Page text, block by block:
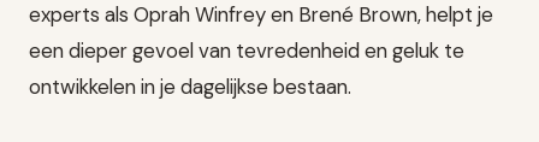
experts als Oprah Winfrey en Brené Brown, helpt je
een dieper gevoel van tevredenheid en geluk te
ontwikkelen in je dagelijkse bestaan.